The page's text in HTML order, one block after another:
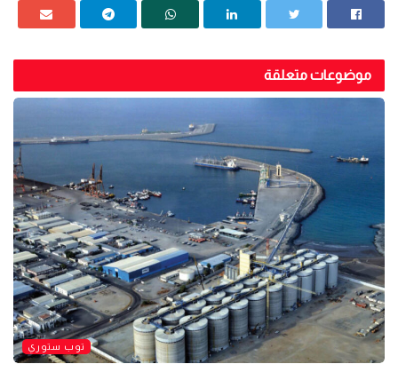
موضوعات متعلقة
توب ستوري